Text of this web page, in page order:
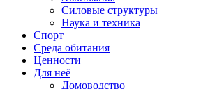
Силовые структуры
Наука и техника
Спорт
Среда обитания
Ценности
Для неё
Домоводство